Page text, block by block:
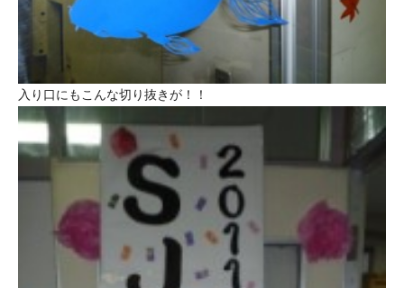
入り口にもこんな切り抜きが！！